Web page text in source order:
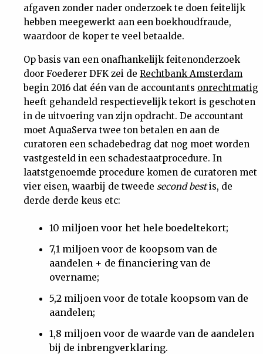
afgaven zonder nader onderzoek te doen feitelijk
hebben meegewerkt aan een boekhoudfraude,
waardoor de koper te veel betaalde.
Op basis van een onafhankelijk feitenonderzoek
door Foederer DFK zei de Rechtbank Amsterdam
begin 2016 dat één van de accountants onrechtmatig
heeft gehandeld respectievelijk tekort is geschoten
in de uitvoering van zijn opdracht. De accountant
moet AquaServa twee ton betalen en aan de
curatoren een schadebedrag dat nog moet worden
vastgesteld in een schadestaatprocedure. In
laatstgenoemde procedure komen de curatoren met
vier eisen, waarbij de tweede second bestis, de
derde derde keus etc:
10 miljoen voor het hele boedeltekort;
7,1 miljoen voor de koopsom van de
aandelen + de financiering van de
overname;
5,2 miljoen voor de totale koopsom van de
aandelen;
1,8 miljoen voor de waarde van de aandelen
bij de inbrengverklaring.